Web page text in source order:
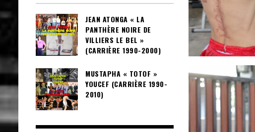
JEAN ATONGA « LA
PANTHÈRE NOIRE DE
VILLIERS LE BEL »
(CARRIÈRE 1990-2000)
MUSTAPHA « TOTOF »
YOUCEF (CARRIÈRE 1990-
2010)